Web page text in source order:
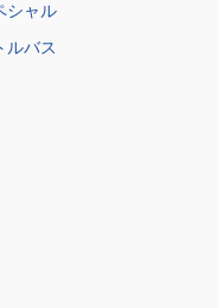
シャル
ルバス